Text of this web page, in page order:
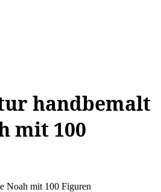
handbemalt
mit 100
Noah mit 100 Figuren